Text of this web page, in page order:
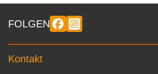
FOLGEN
Kontakt